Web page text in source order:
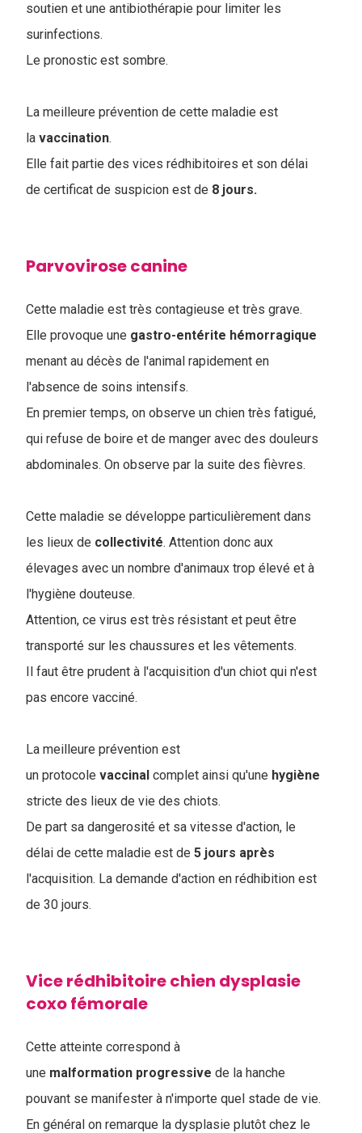
soutien et une antibiothérapie pour limiter les
surinfections.
Le pronostic est sombre.
La meilleure prévention de cette maladie est
la vaccination.
Elle fait partie des vices rédhibitoires et son délai
de certificat de suspicion est de 8 jours.
Parvovirose canine
Cette maladie est très contagieuse et très grave.
Elle provoque une gastro-entérite hémorragique
menant au décès de l'animal rapidement en
l'absence de soins intensifs.
En premier temps, on observe un chien très fatigué,
qui refuse de boire et de manger avec des douleurs
abdominales. On observe par la suite des fièvres.
Cette maladie se développe particulièrement dans
les lieux de collectivité. Attention donc aux
élevages avec un nombre d'animaux trop élevé et à
l'hygiène douteuse.
Attention, ce virus est très résistant et peut être
transporté sur les chaussures et les vêtements.
Il faut être prudent à l'acquisition d'un chiot qui n'est
pas encore vacciné.
La meilleure prévention est
un protocole vaccinal complet ainsi qu'une hygiène
stricte des lieux de vie des chiots.
De part sa dangerosité et sa vitesse d'action, le
délai de cette maladie est de 5 jours après
l'acquisition. La demande d'action en rédhibition est
de 30 jours.
Vice rédhibitoire chien dysplasie
coxo fémorale
Cette atteinte correspond à
une malformation progressive de la hanche
pouvant se manifester à n'importe quel stade de vie.
En général on remarque la dysplasie plutôt chez le